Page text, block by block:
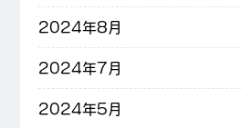
2024年8月
2024年7月
2024年5月